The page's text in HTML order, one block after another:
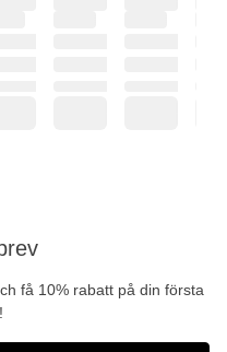
få 10% rabatt på din första